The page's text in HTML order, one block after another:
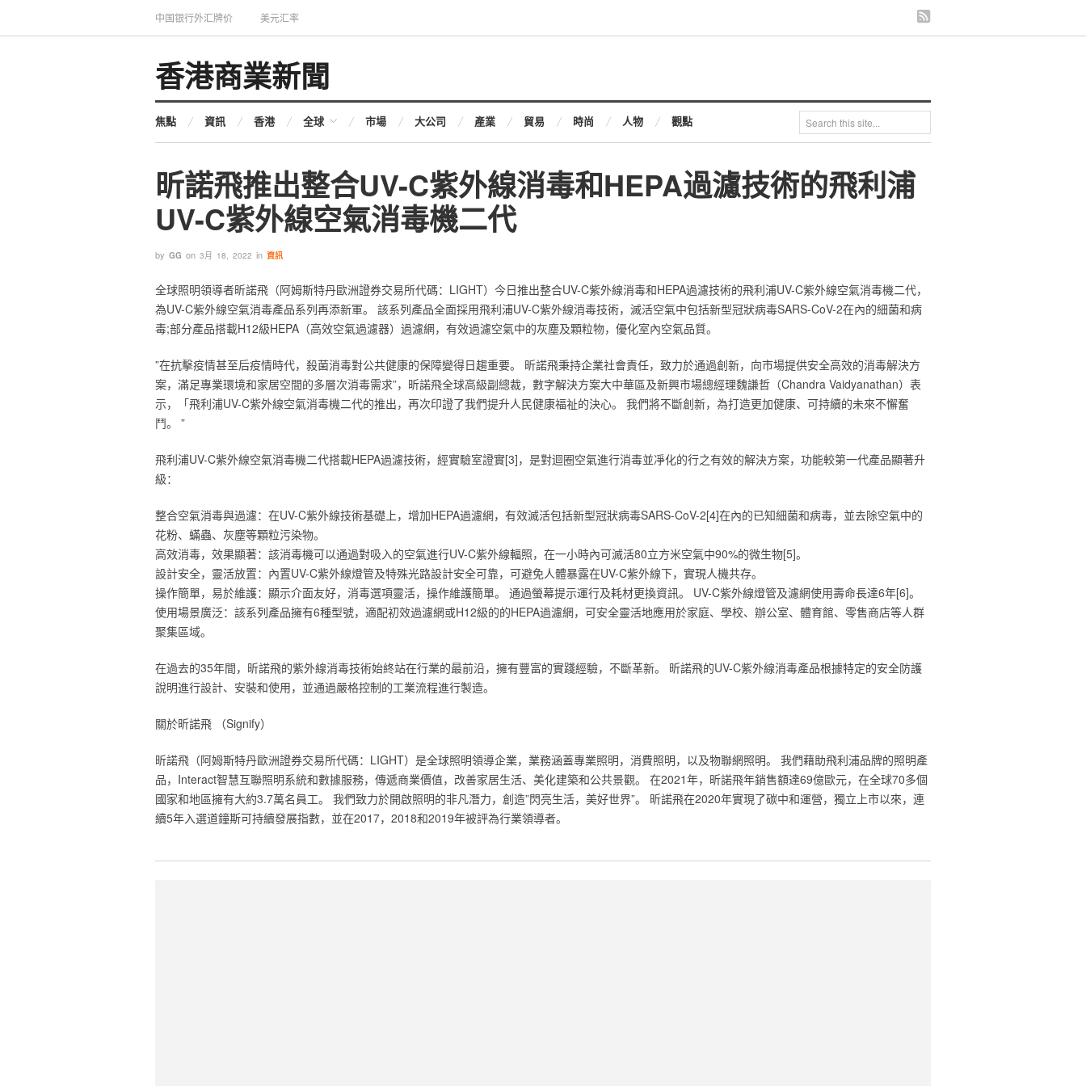
中国银行外汇牌价 美元汇率
香港商業新聞
焦點 資訊 香港 全球 市場 大公司 產業 貿易 時尚 人物 觀點
‎昕諾飛推出整合UV-C紫外線消毒和HEPA過濾技術的飛利浦
UV-C紫外線空氣消毒機二代‎
by GG on 3月 18, 2022 in 資訊
全球照明領導者‎‎昕諾飛‎‎（阿姆斯特丹歐洲證券交易所代碼：LIGHT）今日推出整合UV-C紫外線消毒和HEPA過濾技術的飛利浦UV-C紫外線空氣消毒機二代，
為UV-C紫外線空氣消毒產品系列再添新軍。 該系列產品全面採用飛利浦UV-C紫外線消毒技術，滅活空氣中包括新型冠狀病毒SARS-CoV-2在內的細菌和病
毒;部分產品搭載H12級HEPA（高效空氣過濾器）過濾網，有效過濾空氣中的灰塵及顆粒物，優化室內空氣品質。‎
‎”在抗擊疫情甚至后疫情時代，殺菌消毒對公共健康的保障變得日趨重要。 昕諾飛秉持企業社會責任，致力於通過創新，向市場提供安全高效的消毒解決方
案，滿足專業環境和家居空間的多層次消毒需求”，昕諾飛全球高級副總裁，數字解決方案大中華區及新興市場總經理魏謙哲（Chandra Vaidyanathan）表
示，「飛利浦UV-C紫外線空氣消毒機二代的推出，再次印證了我們提升人民健康福祉的決心。 我們將不斷創新，為打造更加健康、可持續的未來不懈奮
鬥。 ”‎
‎飛利浦UV-C紫外線空氣消毒機二代搭載HEPA過濾技術，經實驗室證實‎[3]‎，是對迴圈空氣進行消毒並凈化的行之有效的解決方案，功能較第一代產品顯著升
級：‎
‎整合空氣消毒與過濾：在‎‎UV-C‎‎紫外線技術基礎上，增加‎‎HEPA‎‎過濾網，‎‎有效滅活包括新型冠狀病毒SARS-CoV-2‎[4]‎在內的已知細菌和病毒，並去除空氣中的
花粉、蟎蟲、灰塵等顆粒污染物。 ‎
‎高效消毒，效果顯著：‎‎該消毒機可以通過對吸入的空氣進行UV-C紫外線輻照，在一小時內可滅活80立方米空氣中90%的微生物‎[5]‎。‎
‎設計安全，靈活放置：‎‎內置UV-C紫外線燈管及特殊光路設計安全可靠，可避免人體暴露在UV-C紫外線下，實現人機共存。 ‎
‎操作簡單，易於維護：‎‎顯示介面友好，消毒選項靈活，操作維護簡單。 通過螢幕提示運行及耗材更換資訊。 UV-C紫外線燈管及濾網使用壽命長達6年‎[6]‎。‎
‎使用場景廣泛：‎‎該系列產品擁有6種型號，適配初效過濾網或H12級的的HEPA過濾網，可安全靈活地應用於家庭、學校、辦公室、體育館、零售商店等人群
聚集區域。‎
‎在過去的35年間，昕諾飛的紫外線消毒技術始終站在行業的最前沿，擁有豐富的實踐經驗，不斷革新。 昕諾飛的UV-C紫外線消毒產品根據特定的安全防護
說明進行設計、安裝和使用，並通過嚴格控制的工業流程進行製造。‎
‎關於昕諾飛‎‎ ‎‎（‎‎Signify‎‎）‎
‎昕諾飛‎‎（阿姆斯特丹歐洲證券交易所代碼：LIGHT）是全球照明領導企業，業務涵蓋專業照明，消費照明，以及物聯網照明。 我們藉助‎‎飛利浦‎‎品牌的照明產
品，‎‎Interact‎‎智慧互聯照明系統和數據服務，傳遞商業價值，改善家居生活、美化建築和公共景觀。 在2021年，昕諾飛年銷售額達69億歐元，在全球70多個
國家和地區擁有大約3.7萬名員工。 我們致力於開啟照明的非凡潛力，創造”‎‎閃亮生活，美好世界‎‎”。 昕諾飛在2020年‎‎實現‎‎了碳中和運營，獨立上市以來，連
續5年入選‎‎道鐘斯可持續發展指數‎‎，並在2017，2018和2019年被評為‎‎行業領導者‎‎。‎